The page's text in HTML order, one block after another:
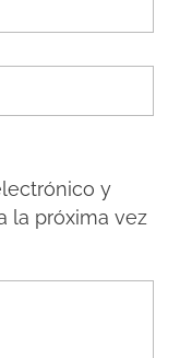
y
la próxima vez